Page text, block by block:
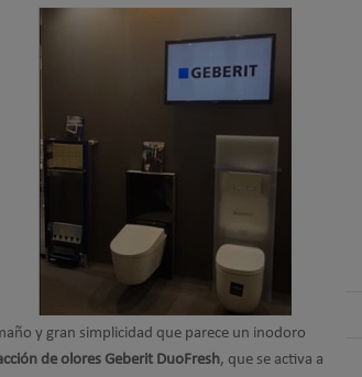
y gran simplicidad que parece un inodoro
de olores Geberit DuoFresh, que se activa a